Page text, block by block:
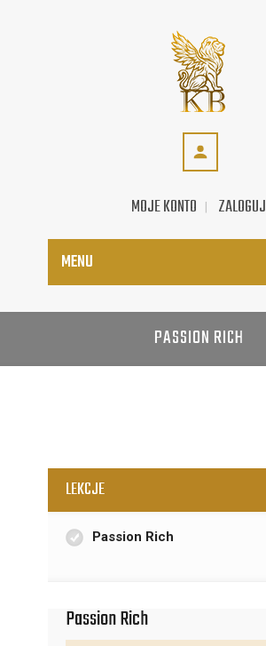
MOJE KONTO ZALOGUJ
MENU
PASSION RICH
LEKCJE
Passion Rich
Passion Rich